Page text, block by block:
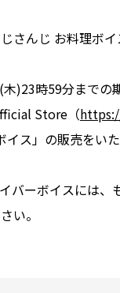
さんじ お料理ボ
)23時59分までの
Store（
ス」の販売をいた
バーボイスには
い。